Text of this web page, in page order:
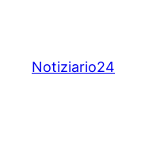
content
Notiziario24